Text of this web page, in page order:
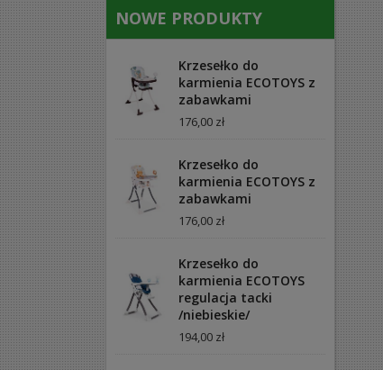
NOWE PRODUKTY
Krzesełko do
karmienia ECOTOYS z
zabawkami
176,00 zł
Krzesełko do
karmienia ECOTOYS z
zabawkami
176,00 zł
Krzesełko do
karmienia ECOTOYS
regulacja tacki
/niebieskie/
194,00 zł